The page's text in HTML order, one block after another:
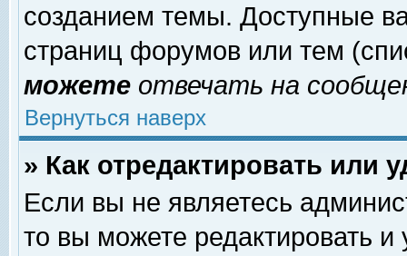
созданием темы. Доступные
страниц форумов или тем
можете отвечать на
Вернуться наверх
» Как отредактировать или
Если вы не являетесь
то вы можете редактировать и